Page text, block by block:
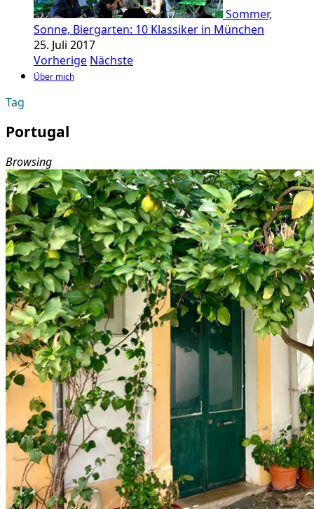
Sommer,
Sonne, Biergarten: 10 Klassiker in München
25. Juli 2017
Vorherige Nächste
Über mich
Tag
Portugal
Browsing